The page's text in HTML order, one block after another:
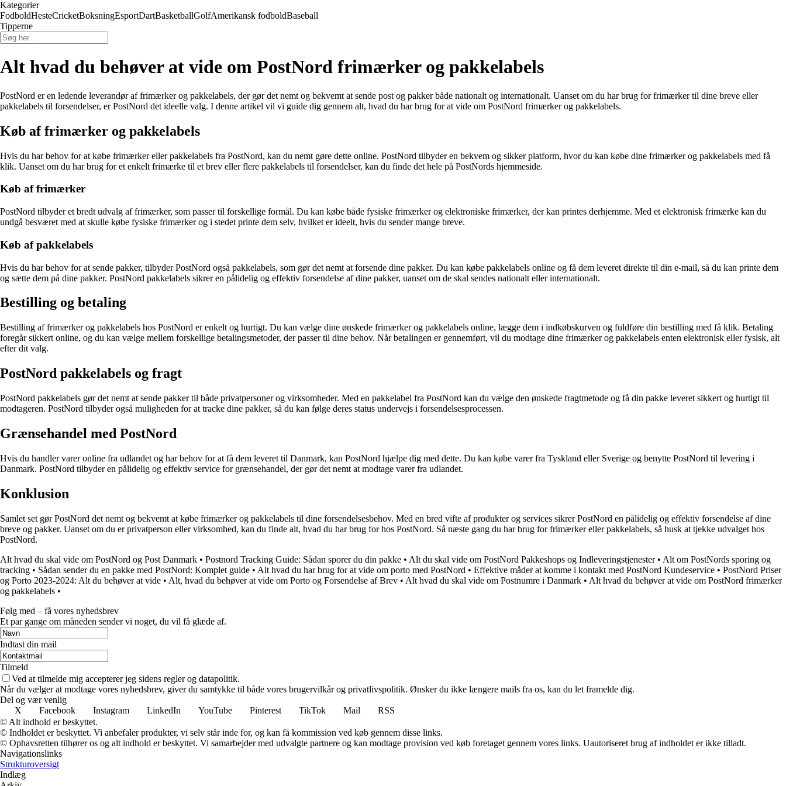
Kategorier
FodboldHesteCricketBoksningEsportDartBasketballGolfAmerikansk fodboldBaseball
Tipperne
Alt hvad du behøver at vide om PostNord frimærker og pakkelabels
PostNord er en ledende leverandør af frimærker og pakkelabels, der gør det nemt og bekvemt at sende post og pakker både nationalt og internationalt. Uanset om du har brug for frimærker til dine breve eller
pakkelabels til forsendelser, er PostNord det ideelle valg. I denne artikel vil vi guide dig gennem alt, hvad du har brug for at vide om PostNord frimærker og pakkelabels.
Køb af frimærker og pakkelabels
Hvis du har behov for at købe frimærker eller pakkelabels fra PostNord, kan du nemt gøre dette online. PostNord tilbyder en bekvem og sikker platform, hvor du kan købe dine frimærker og pakkelabels med få
klik. Uanset om du har brug for et enkelt frimærke til et brev eller flere pakkelabels til forsendelser, kan du finde det hele på PostNords hjemmeside.
Køb af frimærker
PostNord tilbyder et bredt udvalg af frimærker, som passer til forskellige formål. Du kan købe både fysiske frimærker og elektroniske frimærker, der kan printes derhjemme. Med et elektronisk frimærke kan du
undgå besværet med at skulle købe fysiske frimærker og i stedet printe dem selv, hvilket er ideelt, hvis du sender mange breve.
Køb af pakkelabels
Hvis du har behov for at sende pakker, tilbyder PostNord også pakkelabels, som gør det nemt at forsende dine pakker. Du kan købe pakkelabels online og få dem leveret direkte til din e-mail, så du kan printe dem
og sætte dem på dine pakker. PostNord pakkelabels sikrer en pålidelig og effektiv forsendelse af dine pakker, uanset om de skal sendes nationalt eller internationalt.
Bestilling og betaling
Bestilling af frimærker og pakkelabels hos PostNord er enkelt og hurtigt. Du kan vælge dine ønskede frimærker og pakkelabels online, lægge dem i indkøbskurven og fuldføre din bestilling med få klik. Betaling
foregår sikkert online, og du kan vælge mellem forskellige betalingsmetoder, der passer til dine behov. Når betalingen er gennemført, vil du modtage dine frimærker og pakkelabels enten elektronisk eller fysisk, alt
efter dit valg.
PostNord pakkelabels og fragt
PostNord pakkelabels gør det nemt at sende pakker til både privatpersoner og virksomheder. Med en pakkelabel fra PostNord kan du vælge den ønskede fragtmetode og få din pakke leveret sikkert og hurtigt til
modtageren. PostNord tilbyder også muligheden for at tracke dine pakker, så du kan følge deres status undervejs i forsendelsesprocessen.
Grænsehandel med PostNord
Hvis du handler varer online fra udlandet og har behov for at få dem leveret til Danmark, kan PostNord hjælpe dig med dette. Du kan købe varer fra Tyskland eller Sverige og benytte PostNord til levering i
Danmark. PostNord tilbyder en pålidelig og effektiv service for grænsehandel, der gør det nemt at modtage varer fra udlandet.
Konklusion
Samlet set gør PostNord det nemt og bekvemt at købe frimærker og pakkelabels til dine forsendelsesbehov. Med en bred vifte af produkter og services sikrer PostNord en pålidelig og effektiv forsendelse af dine
breve og pakker. Uanset om du er privatperson eller virksomhed, kan du finde alt, hvad du har brug for hos PostNord. Så næste gang du har brug for frimærker eller pakkelabels, så husk at tjekke udvalget hos
PostNord.
Alt hvad du skal vide om PostNord og Post Danmark • Postnord Tracking Guide: Sådan sporer du din pakke • Alt du skal vide om PostNord Pakkeshops og Indleveringstjenester• Alt om PostNords sporing og
tracking • Sådan sender du en pakke med PostNord: Komplet guide • Alt hvad du har brug for at vide om porto med PostNord • Effektive måder at komme i kontakt med PostNord Kundeservice • PostNord Priser
og Porto 2023-2024: Alt du behøver at vide • Alt, hvad du behøver at vide om Porto og Forsendelse af Brev • Alt hvad du skal vide om Postnumre i Danmark • Alt hvad du behøver at vide om PostNord frimærker
og pakkelabels •
Følg med – få vores nyhedsbrev
Et par gange om måneden sender vi noget, du vil få glæde af.
Indtast din mail
Tilmeld
Ved at tilmelde mig accepterer jeg sidens regler og datapolitik.
Når du vælger at modtage vores nyhedsbrev, giver du samtykke til både vores brugervilkår og privatlivspolitik. Ønsker du ikke længere mails fra os, kan du let framelde dig.
Del og vær venlig
X
Facebook Instagram LinkedIn YouTube Pinterest TikTok Mail
RSS
© Alt indhold er beskyttet.
© Indholdet er beskyttet. Vi anbefaler produkter, vi selv står inde for, og kan få kommission ved køb gennem disse links.
© Ophavsretten tilhører os og alt indhold er beskyttet. Vi samarbejder med udvalgte partnere og kan modtage provision ved køb foretaget gennem vores links. Uautoriseret brug af indholdet er ikke tilladt.
Navigationslinks
Strukturoversigt
Indlæg